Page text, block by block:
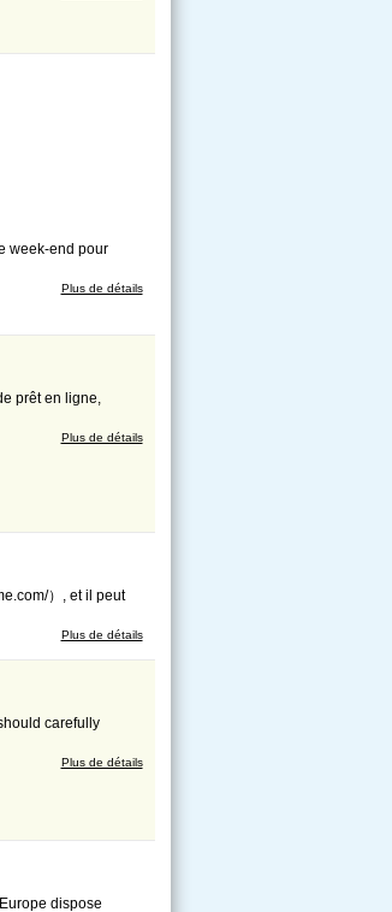
week-end pour
Plus de détails
prêt en ligne,
Plus de détails
）, et il peut
Plus de détails
carefully
Plus de détails
dispose